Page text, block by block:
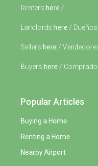
Renters here /
Landlords here / Dueños
Sellers here /
Buyers here /
Popular Articles
Buying a Home
Renting a Home
Nearby Airport